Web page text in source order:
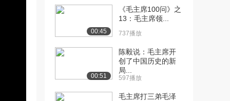
00:45
《毛主席100问》之
13：毛主席领...
737播放
00:51
陈毅说：毛主席开
创了中国历史的新
局...
597播放
毛主席打三弟毛泽